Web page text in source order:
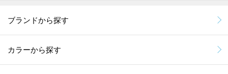
ブランドから探す
カラーから探す